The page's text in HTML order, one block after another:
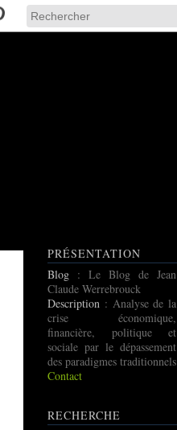
PRÉSENTATION
Blog : Le Blog de Jean
Claude Werrebrouck
Description : Analyse de la
crise économique,
financière, politique et
sociale par le dépassement
des paradigmes traditionnels
Contact
RECHERCHE